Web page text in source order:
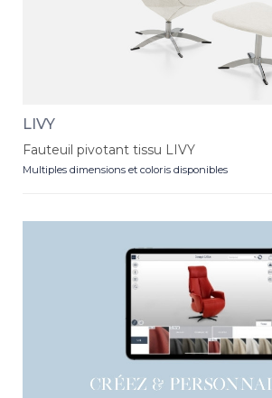
LIVY
Fauteuil pivotant tissu LIVY
Multiples dimensions et coloris disponibles